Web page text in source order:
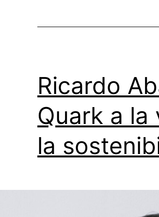
Ricardo
Quark a la
la